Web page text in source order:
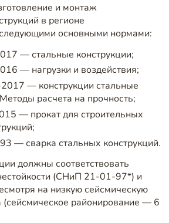
и монтаж
в регионе
основными нормами:
— стальные конструкции;
— нагрузки и воздействия;
— конструкции стальные
расчета на прочность;
— прокат для строительных
— сварка стальных конструкций.
должны соответствовать
(СНиП 21-01-97*) и
на низкую сейсмическую
(сейсмическое районирование — 6